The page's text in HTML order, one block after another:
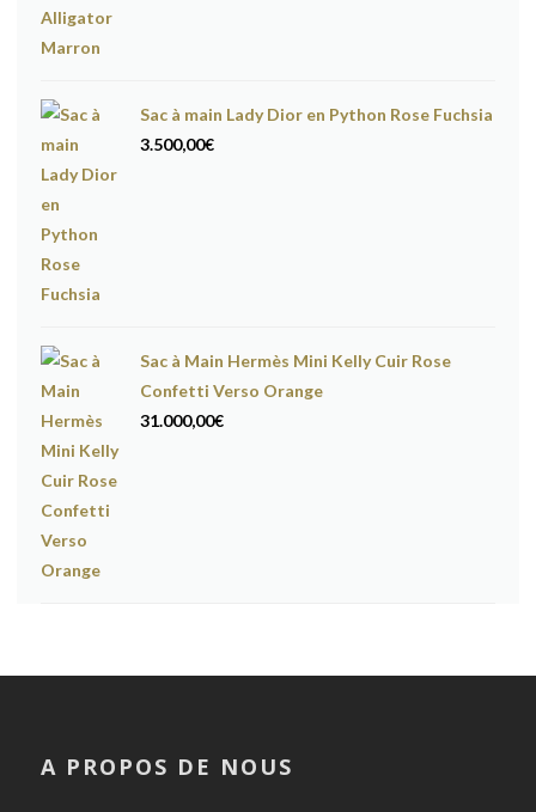
Sac à main Lady Dior en Python Rose Fuchsia
3.500,00€
Sac à Main Hermès Mini Kelly Cuir Rose
Confetti Verso Orange
31.000,00€
A PROPOS DE NOUS